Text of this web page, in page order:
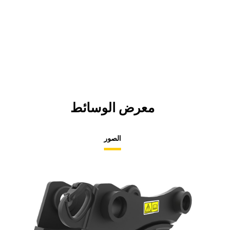
معرض الوسائط
الصور